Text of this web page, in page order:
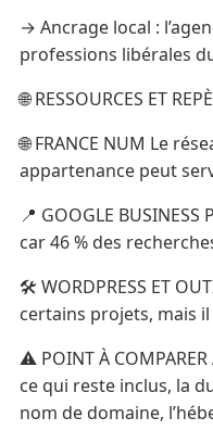
→ Ancrage local :
professions libérales
🌐 RESSOURCES ET
🌐 FRANCE NUM Le
appartenance peut
📍 GOOGLE
car 46 % des
🛠️ WORDPRESS ET
certains projets, mais
⚠️ POINT À
ce qui reste inclus, la
nom de domaine,